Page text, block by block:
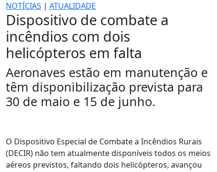
NOTÍCIAS | ATUALIDADE
Dispositivo de combate a
incêndios com dois
helicópteros em falta
Aeronaves estão em manutenção e
têm disponibilização prevista para
30 de maio e 15 de junho.
O Dispositivo Especial de Combate a Incêndios Rurais
(DECIR) não tem atualmente disponíveis todos os meios
aéreos previstos, faltando dois helicópteros, avançou